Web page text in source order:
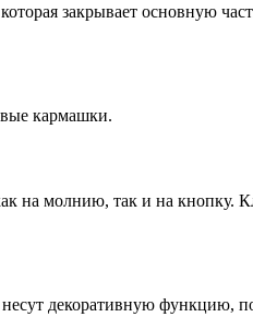
закрывает основную
кармашки.
на молнию, так и на кнопку.
декоративную функцию,